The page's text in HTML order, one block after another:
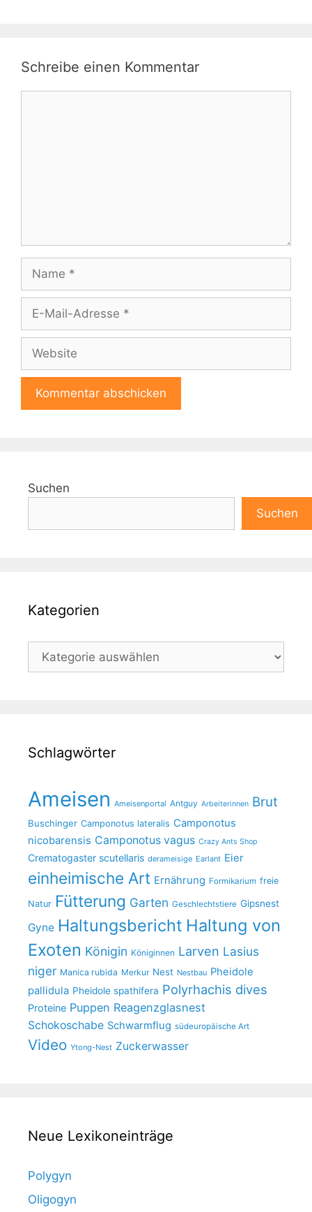
Schreibe einen Kommentar
Name
Adresse
Website
Suchen
Suchen
Kategorien
Kategorien
Schlagwörter
Ameisen Ameisenportal Antguy Arbeiterinnen Brut
Buschinger Camponotus lateralis Camponotus
nicobarensis Camponotus vagus Crazy Ants Shop
Crematogaster scutellaris derameisige Earlant Eier
einheimische Art Ernährung Formikarium freie
Natur Fütterung Garten Geschlechtstiere Gipsnest
Gyne Haltungsbericht Haltung von
Exoten Königin Königinnen Larven Lasius
niger Manica rubida Merkur Nest Nestbau Pheidole
pallidula Pheidole spathifera Polyrhachis dives
Proteine Puppen Reagenzglasnest
Schokoschabe Schwarmflug südeuropäische Art
Video Ytong-Nest Zuckerwasser
Neue Lexikoneinträge
Polygyn
Oligogyn